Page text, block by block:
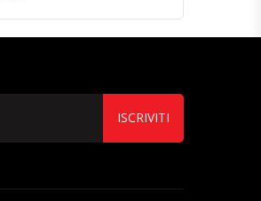
ISCRIVITI